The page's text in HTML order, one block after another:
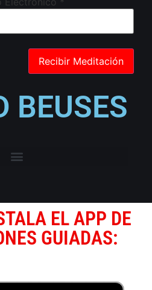
BEUSES
EL APP DE
GUIADAS: